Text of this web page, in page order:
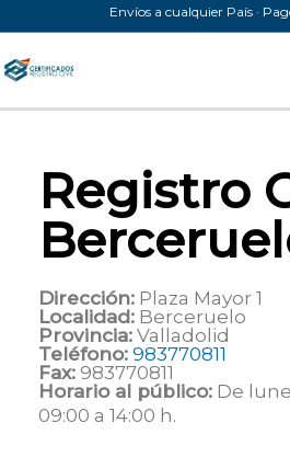
al
contenido
Envíos a cualquier País ·
Registro
Dirección: Plaza Mayor 1
Localidad: Berceruelo
Provincia: Valladolid
Teléfono: 983770811
Fax: 983770811
Horario al público: De
09:00 a 14:00 h.